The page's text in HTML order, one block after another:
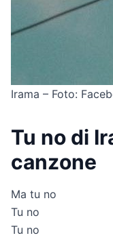
Irama – Foto:
Tu no di
canzone
Ma tu no
Tu no
Tu no